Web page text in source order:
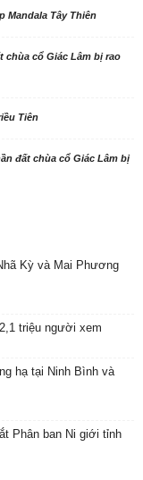
Mandala Tây Thiên
chùa cổ Giác Lâm bị rao
Tiên
đất chùa cổ Giác Lâm bị
Kỳ và Mai Phương
triệu người xem
hạ tại Ninh Bình và
Phân ban Ni giới tỉnh